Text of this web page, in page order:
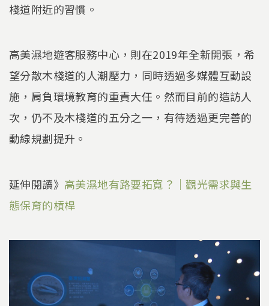
棧道附近的習慣。
高美濕地遊客服務中心，則在2019年全新開張，希
望分散木棧道的人潮壓力，同時透過多媒體互動設
施，肩負環境教育的重責大任。然而目前的造訪人
次，仍不及木棧道的五分之一，有待透過更完善的
動線規劃提升。
延伸閱讀》 高美濕地有路要拓寬？｜觀光需求與生
態保育的槓桿